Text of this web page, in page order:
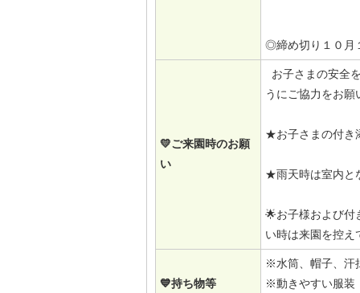
◎締め切り１０月
💛ご来園時のお願
い
お子さまの安全
うにご協力をお願
★お子さまの付き
★雨天時は室内と
🌟お子様および付
い時は来園を控え
💙持ち物等
※水筒、帽子、汗
※動きやすい服装